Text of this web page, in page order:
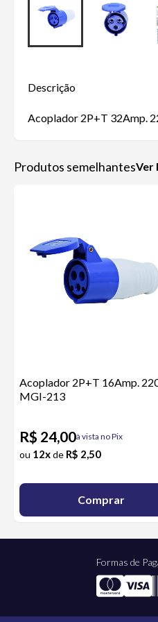
Descrição
Acoplador 2P+T 32Amp.
Produtos semelhantesVer
Acoplador 2P+T 16Amp.
MGI-213
R$ 24,00à vista no Pix
ou 12xde R$ 2,50
Comprar
Formas de